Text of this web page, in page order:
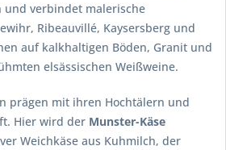
und verbindet malerische
Ribeauvillé, Kaysersberg und
auf kalkhaltigen Böden, Granit und
elsässischen Weißweine.
prägen mit ihren Hochtälern und
Hier wird der Munster-Käse
Weichkäse aus Kuhmilch, der